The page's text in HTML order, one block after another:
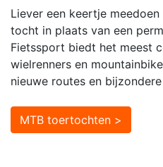
Liever een keertje
tocht in plaats van een
Fietssport biedt het meest
wielrenners en
nieuwe routes en
MTB toertochten >